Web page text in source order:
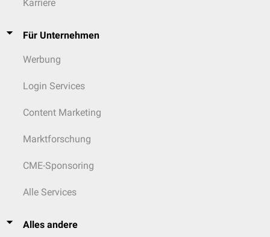
Karriere
Für Unternehmen
Werbung
Login Services
Content Marketing
Marktforschung
CME-Sponsoring
Alle Services
Alles andere